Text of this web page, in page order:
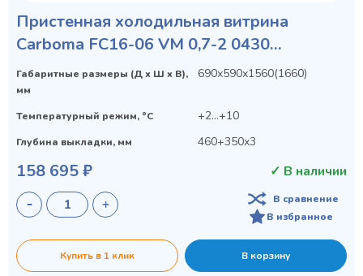
Пристенная холодильная витрина
Carboma FC16-06 VM 0,7-2 0430
(VIVARA)
Габаритные размеры (Д х Ш х В),
мм
690х590х1560(1660)
Температурный режим, °C +2...+10
Глубина выкладки, мм 460+350х3
158 695 ₽ ✓ В наличии
В сравнение
В избранное
Купить в 1 клик В корзину